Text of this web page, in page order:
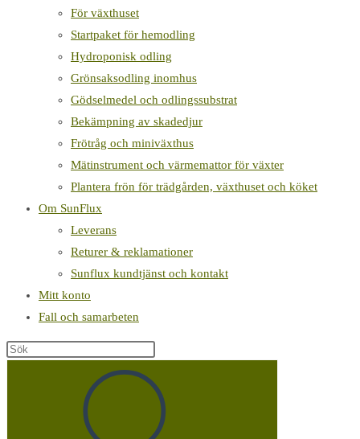
För växthuset
Startpaket för hemodling
Hydroponisk odling
Grönsaksodling inomhus
Gödselmedel och odlingssubstrat
Bekämpning av skadedjur
Frötråg och miniväxthus
Mätinstrument och värmemattor för växter
Plantera frön för trädgården, växthuset och köket
Om SunFlux
Leverans
Returer & reklamationer
Sunflux kundtjänst och kontakt
Mitt konto
Fall och samarbeten
Sök